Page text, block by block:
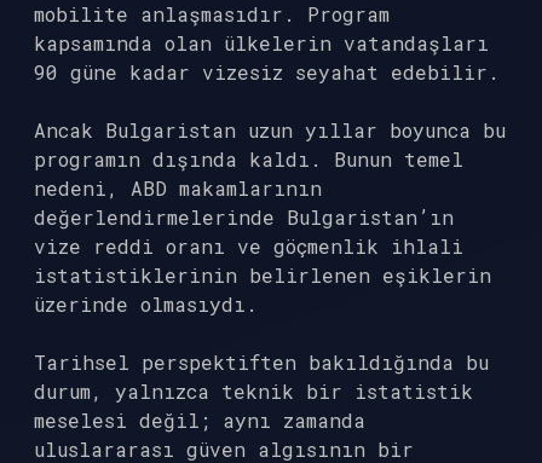
mobilite anlaşmasıdır. Program
kapsamında olan ülkelerin vatandaşları
90 güne kadar vizesiz seyahat edebilir.
Ancak Bulgaristan uzun yıllar boyunca bu
programın dışında kaldı. Bunun temel
nedeni, ABD makamlarının
değerlendirmelerinde Bulgaristan’ın
vize reddi oranı ve göçmenlik ihlali
istatistiklerinin belirlenen eşiklerin
üzerinde olmasıydı.
Tarihsel perspektiften bakıldığında bu
durum, yalnızca teknik bir istatistik
meselesi değil; aynı zamanda
uluslararası güven algısının bir